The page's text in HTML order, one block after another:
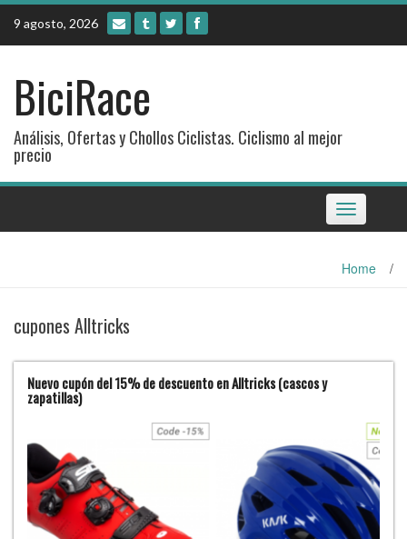
Skip
content
9 agosto, 2026
BiciRace
Análisis, Ofertas y Chollos Ciclistas. Ciclismo al mejor
precio
Toggle
navigation
Home /
cupones Alltricks
Nuevo cupón del 15% de descuento en Alltricks (cascos y
zapatillas)